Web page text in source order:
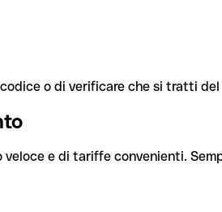
o di verificare che si tratti
e di tariffe convenienti.